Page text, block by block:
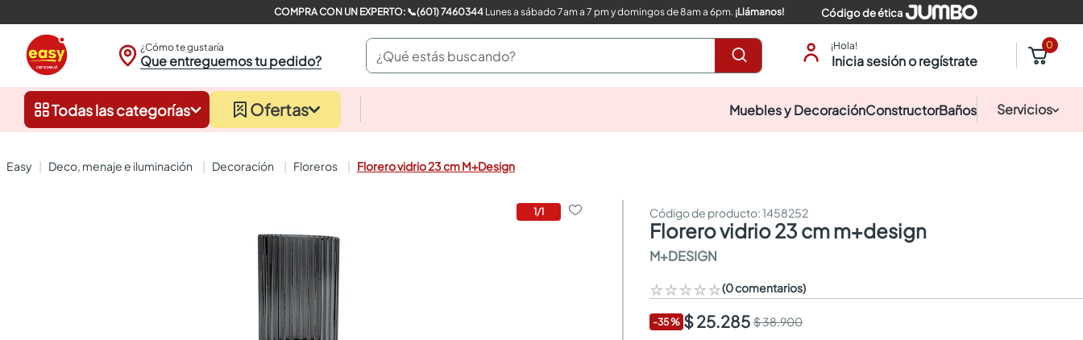
COMPRA CON UN EXPERTO: 📞(601) 7460344Lunes a sábado 7am a 7 pm y domingos de 8am a 6pm. ¡Llámanos! Código de ética
¿Cómo te gustaría
Que entreguemos tu pedido?
¿Qué estás buscando? ¡Hola!
Inicia sesión o regístrate
0
Todas las categorías Ofertas Muebles y DecoraciónConstructorBaños Servicios
deco, menaje e iluminación decoración floreros Florero vidrio 23 cm M+Design
1/1 :1458252
florero vidrio 23 cm m+design
M+DESIGN
☆☆☆☆☆(0 comentarios)
-35% $ 25.285 $ 38.900
closet
sanitarios